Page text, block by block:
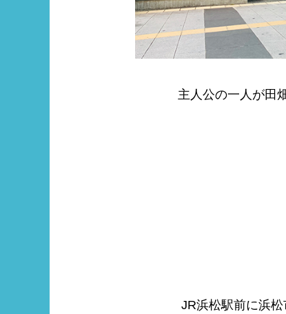
主人公の一人が田
JR浜松駅前に浜